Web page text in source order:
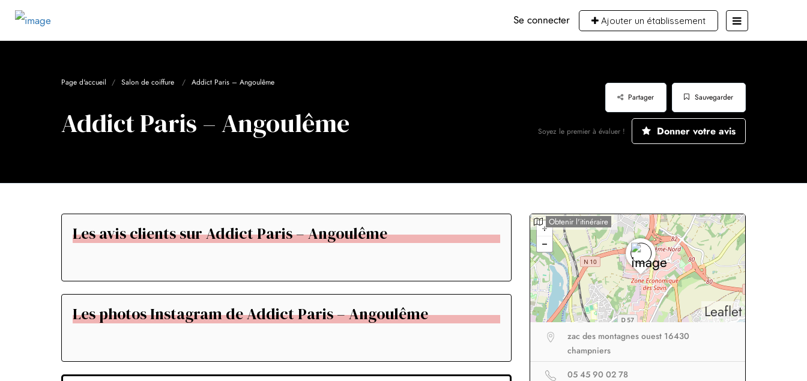
Se connecter Ajouter un établissement
Page d'accueil Salon de coiffure Addict Paris – Angoulême
Addict Paris – Angoulême
Sauvegarder
Partager
Soyez le premier à évaluer ! Donner votre avis
Les avis clients sur Addict Paris – Angoulême
Les photos Instagram de Addict Paris – Angoulême Leaflet
Obtenir l'itinéraire
zac des montagnes ouest 16430
champniers
05 45 90 02 78